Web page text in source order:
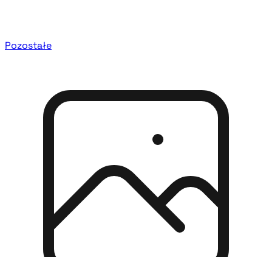
Pozostałe